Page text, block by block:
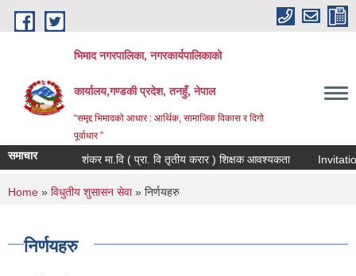
Skip to main content
भिमाद नगरपालिका, नगरकार्यपालिकाको
कार्यालय,गण्डकी प्रदेश, तनहुँ, नेपाल
“समृद्द भिमादको आधार : आर्थिक, सामाजिक विकास र दिगो
पूर्वाधार ”
समाचार शंकर मा.वि ( प्रा. वि तृतीय करार ) शिक्षक आवश्यकता
You are here
Home » विधुतीय शुसासन सेवा» निर्णयहरु
निर्णयहरु